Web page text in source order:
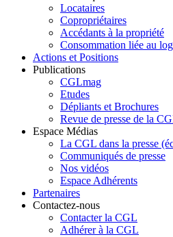
Locataires
Copropriétaires
Accédants à la propriété
Consommation liée au
Actions et Positions
Publications
CGLmag
Etudes
Dépliants et Brochures
Revue de presse de la
Espace Médias
La CGL dans la presse
Communiqués de presse
Nos vidéos
Espace Adhérents
Partenaires
Contactez-nous
Contacter la CGL
Adhérer à la CGL